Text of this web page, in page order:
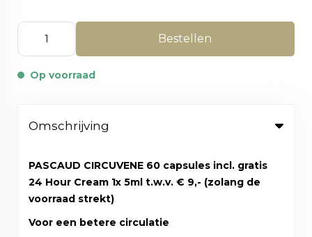
Bestellen
Op voorraad
Omschrijving
PASCAUD CIRCUVENE 60 capsules incl. gratis
24 Hour Cream 1x 5ml t.w.v. € 9,- (zolang de
voorraad strekt)
Voor een betere circulatie